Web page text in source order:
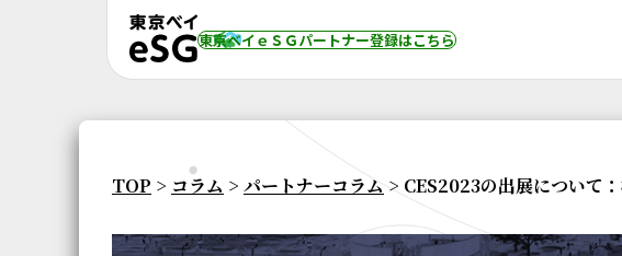
東京ベイｅＳＧパートナー登録はこちら
TOP > コラム > パートナーコラム > CES2023の出展について